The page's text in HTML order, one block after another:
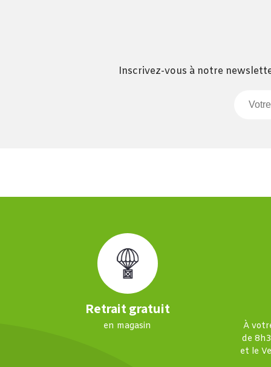
Inscrivez-vous à notre
Retrait gratuit
en magasin
À
de
et le